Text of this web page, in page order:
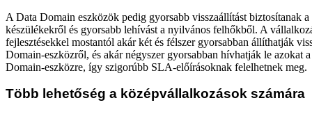
A Data Domain eszközök pedig gyorsabb visszaállítást biztosítanak
készülékekről és gyorsabb lehívást a nyilvános felhőkből. A
fejlesztésekkel mostantól akár két és félszer gyorsabban állíthatják
Domain-eszközről, és akár négyszer gyorsabban hívhatják le azokat
Domain-eszközre, így szigorúbb SLA-előírásoknak felelhetnek meg.
Több lehetőség a középvállalkozások számára